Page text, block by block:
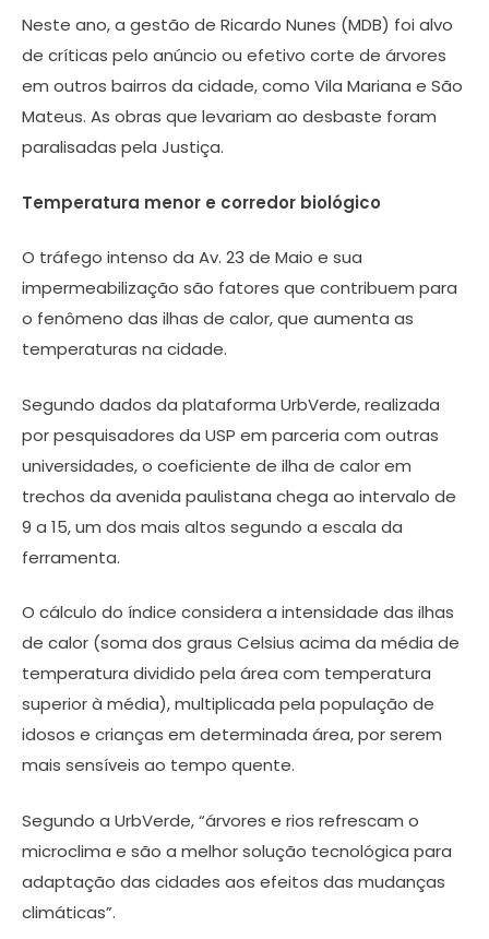
Neste ano, a gestão de Ricardo Nunes (MDB) foi alvo
de críticas pelo anúncio ou efetivo corte de árvores
em outros bairros da cidade, como Vila Mariana e São
Mateus. As obras que levariam ao desbaste foram
paralisadas pela Justiça.
Temperatura menor e corredor biológico
O tráfego intenso da Av. 23 de Maio e sua
impermeabilização são fatores que contribuem para
o fenômeno das ilhas de calor, que aumenta as
temperaturas na cidade.
Segundo dados da plataforma UrbVerde, realizada
por pesquisadores da USP em parceria com outras
universidades, o coeficiente de ilha de calor em
trechos da avenida paulistana chega ao intervalo de
9 a 15, um dos mais altos segundo a escala da
ferramenta.
O cálculo do índice considera a intensidade das ilhas
de calor (soma dos graus Celsius acima da média de
temperatura dividido pela área com temperatura
superior à média), multiplicada pela população de
idosos e crianças em determinada área, por serem
mais sensíveis ao tempo quente.
Segundo a UrbVerde, “árvores e rios refrescam o
microclima e são a melhor solução tecnológica para
adaptação das cidades aos efeitos das mudanças
climáticas”.